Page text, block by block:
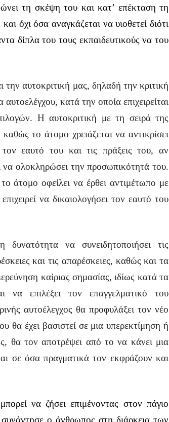
τη σκέψη του και κατ’ επέκταση τη
όχι όσα αναγκάζεται να υιοθετεί διότι
δίπλα του τους εκπαιδευτικούς να του
αυτοκριτική μας, δηλαδή την κριτική
κατά την οποία επιχειρείται
Η αυτοκριτική με τη σειρά της
καθώς το άτομο χρειάζεται να αντικρίσει
τον εαυτό του και τις πράξεις του, αν
να ολοκληρώσει την προσωπικότητά του.
άτομο οφείλει να έρθει αντιμέτωπο με
να δικαιολογήσει τον εαυτό του
να συνειδητοποιήσει τις
και τις απαρέσκειες, καθώς και τα
καίριας σημασίας, ιδίως κατά τα
να επιλέξει τον επαγγελματικό του
αυτοέλεγχος θα προφυλάξει τον νέο
θα έχει βασιστεί σε μια υπερεκτίμηση ή
θα τον αποτρέψει από το να κάνει μια
σε όσα πραγματικά τον εκφράζουν και
να ζήσει επιμένοντας στον πάγιο
ο άνθρωπος στη διάρκεια των